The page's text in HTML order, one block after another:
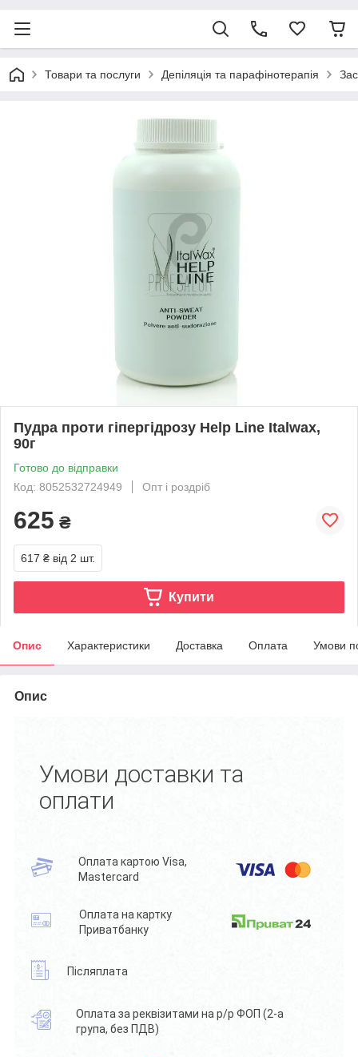
Товари та послуги Депіляція та парафінотерапія
Пудра проти гіпергідрозу Help Line Italwax,
90г
Готово до відправки
Код: 8052532724949
Опт і роздріб
625 ₴
617 ₴ від 2 шт.
Купити
Опис Характеристики Доставка Оплата Умови
Опис
Умови доставки та
оплати
Оплата картою Visa,
Mastercard
Оплата на картку
Приватбанку
Післяплата
Оплата за реквізитами на р/р ФОП (2-а
група, без ПДВ)